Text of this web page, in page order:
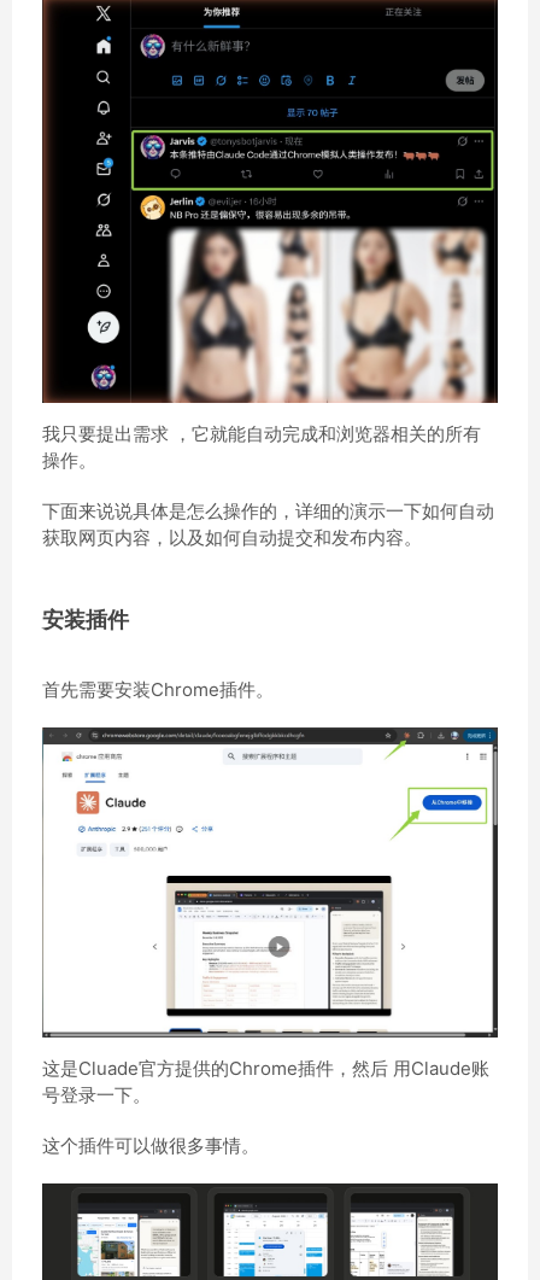
我只要提出需求 ，它就能自动完成和浏览器相关的所有
操作。
下面来说说具体是怎么操作的，详细的演示一下如何自动
获取网页内容，以及如何自动提交和发布内容。
安装插件
首先需要安装Chrome插件。
这是Cluade官方提供的Chrome插件，然后 用Claude账
号登录一下。
这个插件可以做很多事情。